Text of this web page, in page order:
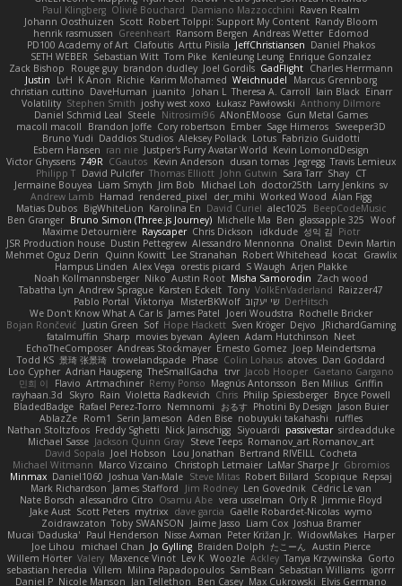
Paul Klingberg Olivié Bouchard Damiano Mazzocchini Raven Realm
Johann Oosthuizen Scott Robert Tolppi: Support My Content Randy Bloom
henrik rasmussen Greenheart Ransom Bergen Andreas Wetter Edomod
PD100 Academy of Art Clafoutis Arttu Piisila JeffChristiansen Daniel Phakos
SETH WEBER Sebastian Witt Tom Pike Kenleung Leung Enrique Gonzalez
Zack Bishop
Rouge guy brandon dudley Joel Gordils GadFlight Charles Herrmann
Justin
LvH K Anon Richie Karim Mohamed Weichnudel
Marcus Grennborg
christian cuttino DaveHuman juanito Johan L Theresa A. Carroll Iain Black Einarr
Volatility Stephen Smith joshy west xoxo Łukasz Pawłowski Anthony Dilmore
Daniel Schmid Leal Steele Nitrosimi96 ANonEMoose Gun Metal Games
macoll macoll
Brandon Joffe Cory robertson Ember Sage Himeros Sweeper3D
Bruno Yudi Daddios Studios Aleksey Pollack Lotus Fabrizio Guidotti
Esbern Hansen ran nie Justper's Furry Avatar World Kevin LomondDesign
Victor Ghyssens 749R CGautos Kevin Anderson dusan tomas Jegregg Travis Lemieux
Philipp T David Pulcifer Thomas Elliott John Gutwin Sara Tarr Shay CT
Jermaine Bouyea Liam Smyth Jim Bob Michael Loh doctor25th Larry Jenkins sv
Andrew Lamb Hamad rendered_pixel der_mihi Worked Wood Alan Figg
Matias Dubos BigWhiteLion Karolina En David Curiel alec1025
BeepCodeMusic
Ben Granger Bruno Simon (Three.js Journey) Michelle Ma Ben glassapple 325 Woof
Maxime Detournière Rayscaper Chris Dickson idkdude 성익 김 Piotr
JSR Production house Dustin Pettegrew Alessandro Mennonna Onalist Devin Martin
Mehmet Oguz Derin
Quinn Kowitt Lee Stranahan Robert Whitehead kocat Grawlix
Hampus Linden Alex Vega orestis picard S Waugh Arjen Plakke
Noah Kollmannsberger Niko Austin Root Misha Samorodin Zach wood
Tabatha Lyn Andrew Sprague Karsten Eckelt Tony VolkEnVaderland Raizzer47
Pablo Portal Viktoriya MisterBKWolf שי יעקוב DerHitsch
We Don't Know What A Car Is James Patel Joeri Woudstra Rochelle Bricker
Bojan Rončević Justin Green Sof Hope Hackett Sven Kröger Dejvo
JRichardGaming
fatalmuffin Sharp movies byevan Ayleen Adam Hutchinson Neet
EchoTheComposer Andreas Stockmayer Ernesto Gomez Joep Meindertsma
Todd KS 景琦 张景琦 trowelandspade Phase Colin Lohaus atoves Dan Goddard
Loo Cypher Adrian Haugseng TheSmallGacha trvr Jacob Hooper Gaetano Gargano
민희 이
Flavio Artmachiner Remy Ponso Magnús Antonsson Ben Milius Griffin
rayhaan.3d
Skyro Rain Violetta Radkevich Chris Philip Spiessberger Bryce Powell
BladedBadge Rafael Perez-Torro Nemnomi おるす Photini By Design Jason Buier
AblazZe Rom1 Serin Jameson Aden Bise nobuyuki takahashi
ruffles
Nathan Stoltzfoos Freddy Sghetti Nick Jainschigg Siyouardi passivestar sirdeadduke
Michael Sasse Jackson Quinn Gray Steve Teeps Romanov_art Romanov_art
David Sopala Joel Hobson Lou Jonathan Bertrand RIVEILL Cocheta
Michael Witmann Marco Vizcaino Christoph Letmaier LaMar Sharpe Jr Gbromios
Minmax Daniel1060 Joshua Van-Male Steve Mitas Robert Billard Scopique Repsaj
Mark Richardson James Stafford Jim Rodney Len Govednik Cédric Le van
Nate Borsch alessandro Citro Osamu Abe vera usselman Orly R Jimmie Floyd
Jake Aust Scott Peters mytrixx dave garcia Gaëlle Robardet-Nicolas wymo
Zoidrawzaton Toby SWANSON Jaime Jasso Liam Cox Joshua Bramer
Mucai 'Daduska' Paul Henderson Nisse Axman Peter Križan Jr. WidowMakes Harper
Joe Lihou
michael Chan Jo Gylling Braiden Dolph たこーん Austin Pierce
Willem Hörter Valery Maxence Vinot Lev K Woozle Ackley Tanya Krzywinska Gorto
sebastian heredia Villem Milina Papadopoulos SamBean Sebastian Williams igorrr
Daniel P Nicole Manson Jan Tellethon Ben Casey Max Cukrowski Elvis Germano